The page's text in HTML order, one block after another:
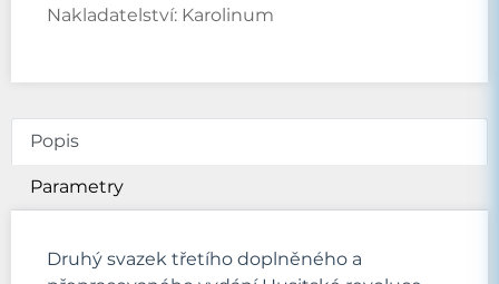
Nakladatelství: Karolinum
Popis
Parametry
Druhý svazek třetího doplněného a